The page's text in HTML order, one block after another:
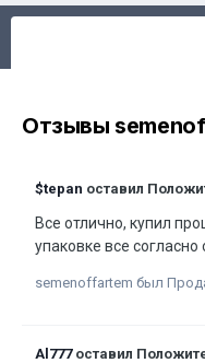
Отзывы
$tepan оставил
Все отлично, купил
упаковке все
semenoffartem был
Al777оставил